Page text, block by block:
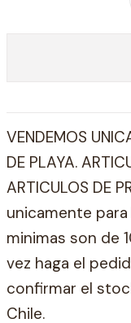
VENDEMOS
DE PLAYA.
ARTICULOS DE
unicamente
minimas son de
vez haga el
confirmar el
Chile.